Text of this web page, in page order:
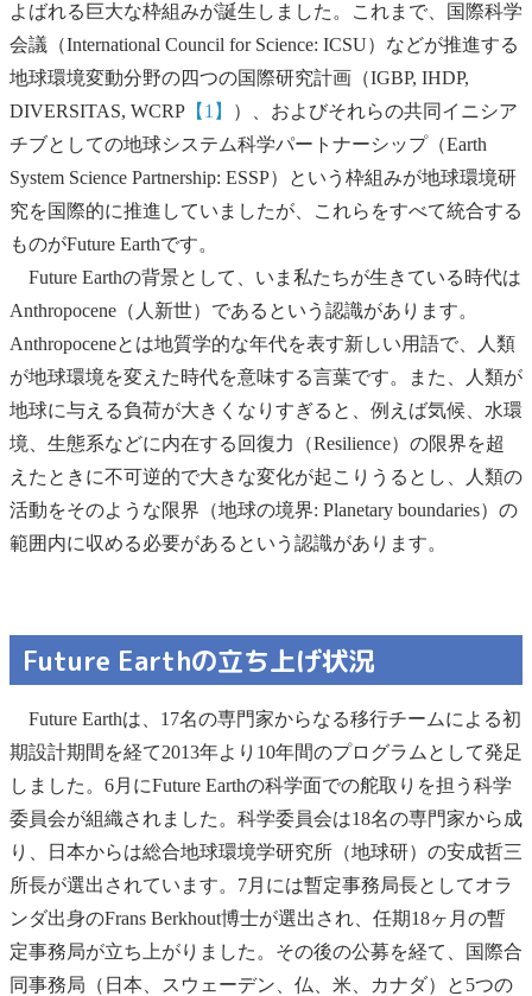
よばれる巨大な枠組みが誕生しました。これまで、国際科学
会議（International Council for Science: ICSU）などが推進する
地球環境変動分野の四つの国際研究計画（IGBP, IHDP,
DIVERSITAS, WCRP 【1】
）、およびそれらの共同イニシア
チブとしての地球システム科学パートナーシップ（Earth
System Science Partnership: ESSP）という枠組みが地球環境研
究を国際的に推進していましたが、これらをすべて統合する
ものがFuture Earthです。
Future Earthの背景として、いま私たちが生きている時代は
Anthropocene（人新世）であるという認識があります。
Anthropoceneとは地質学的な年代を表す新しい用語で、人類
が地球環境を変えた時代を意味する言葉です。また、人類が
地球に与える負荷が大きくなりすぎると、例えば気候、水環
境、生態系などに内在する回復力（Resilience）の限界を超
えたときに不可逆的で大きな変化が起こりうるとし、人類の
活動をそのような限界（地球の境界: Planetary boundaries）の
範囲内に収める必要があるという認識があります。
Future Earthの立ち上げ状況
Future Earthは、17名の専門家からなる移行チームによる初
期設計期間を経て2013年より10年間のプログラムとして発足
しました。6月にFuture Earthの科学面での舵取りを担う科学
委員会が組織されました。科学委員会は18名の専門家から成
り、日本からは総合地球環境学研究所（地球研）の安成哲三
所長が選出されています。7月には暫定事務局長としてオラ
ンダ出身のFrans Berkhout博士が選出され、任期18ヶ月の暫
定事務局が立ち上がりました。その後の公募を経て、国際合
同事務局（日本、スウェーデン、仏、米、カナダ）と5つの